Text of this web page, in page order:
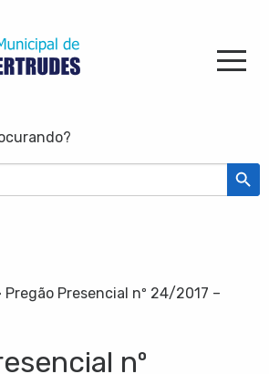
Search
Pregão Presencial nº 24/2017 –
nº